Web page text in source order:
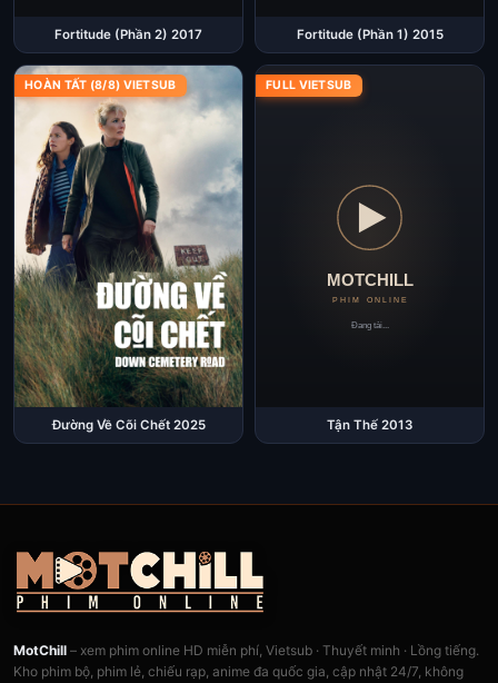
Fortitude (Phần 2) 2017 Fortitude (Phần 1) 2015
HOÀN TẤT (8/8) VIETSUB
Đường Về Cõi Chết 2025
FULL VIETSUB
Tận Thế 2013
MotChill – xem phim online HD miễn phí, Vietsub · Thuyết minh · Lồng tiếng.
Kho phim bộ, phim lẻ, chiếu rạp, anime đa quốc gia, cập nhật 24/7, không